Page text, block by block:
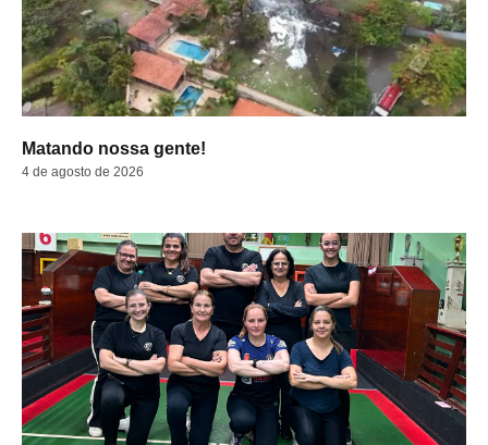
Matando nossa gente!
4 de agosto de 2026